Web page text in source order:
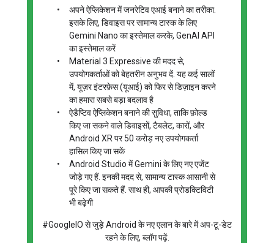
•
अपने ऐप्लिकेशन में जनरेटिव एआई बनाने का तरीका.
इसके लिए, डिवाइस पर सामान्य टास्क के लिए
Gemini Nano का इस्तेमाल करके, GenAI API
का इस्तेमाल करें
•
Material 3 Expressive की मदद से,
उपयोगकर्ताओं को बेहतरीन अनुभव दें. यह कई सालों
में, यूज़र इंटरफ़ेस (यूआई) को फिर से डिज़ाइन करने
का हमारा सबसे बड़ा बदलाव है
•
ऐडैप्टिव ऐप्लिकेशन बनाने की सुविधा, ताकि फ़ोल्ड
किए जा सकने वाले डिवाइसों, टैबलेट, कारों, और
Android XR पर 50 करोड़ नए उपयोगकर्ता
हासिल किए जा सकें
•
Android Studio में Gemini के लिए नए एजेंट
जोड़े गए हैं. इनकी मदद से, सामान्य टास्क आसानी से
पूरे किए जा सकते हैं. साथ ही, आपकी प्रोडक्टिविटी
भी बढ़ेगी
#GoogleIO से जुड़े Android के नए एलान के बारे में अप-टू-डेट
रहने के लिए, ब्लॉग पढ़ें.